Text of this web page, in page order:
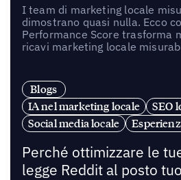
I team di marketing locale
dimostrano quasi nulla. Ecco
Performance Score trasforma
ricavi marketing locale
Blogs
IA nel marketing locale
SEO
Social media locale
Perché ottimizzare le
legge Reddit al posto